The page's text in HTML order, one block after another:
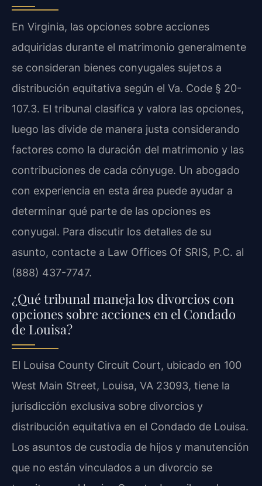
En Virginia, las opciones sobre acciones
adquiridas durante el matrimonio generalmente
se consideran bienes conyugales sujetos a
distribución equitativa según el Va. Code § 20-
107.3. El tribunal clasifica y valora las opciones,
luego las divide de manera justa considerando
factores como la duración del matrimonio y las
contribuciones de cada cónyuge. Un abogado
con experiencia en esta área puede ayudar a
determinar qué parte de las opciones es
conyugal. Para discutir los detalles de su
asunto, contacte a Law Offices Of SRIS, P.C. al
(888) 437-7747.
¿Qué tribunal maneja los divorcios con
opciones sobre acciones en el Condado
de Louisa?
El Louisa County Circuit Court, ubicado en 100
West Main Street, Louisa, VA 23093, tiene la
jurisdicción exclusiva sobre divorcios y
distribución equitativa en el Condado de Louisa.
Los asuntos de custodia de hijos y manutención
que no están vinculados a un divorcio se